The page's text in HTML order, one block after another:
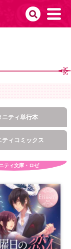
ニティ単行本
ティコミックス
ティ文庫・ロゼ